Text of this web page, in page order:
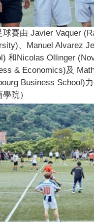
球賽由 Javier Vaquer
、Manuel Alvarez
和Nicolas Ollinger
& Economics)及
Business School)
院）